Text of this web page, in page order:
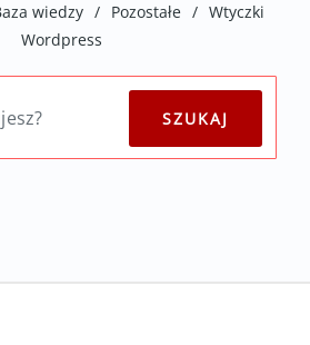
wiedzy / Pozostałe / Wtyczki
Wordpress